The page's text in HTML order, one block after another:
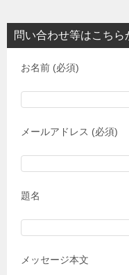
問い合わせ等はこちら
お名前 (必須)
メールアドレス (必須)
題名
メッセージ本文